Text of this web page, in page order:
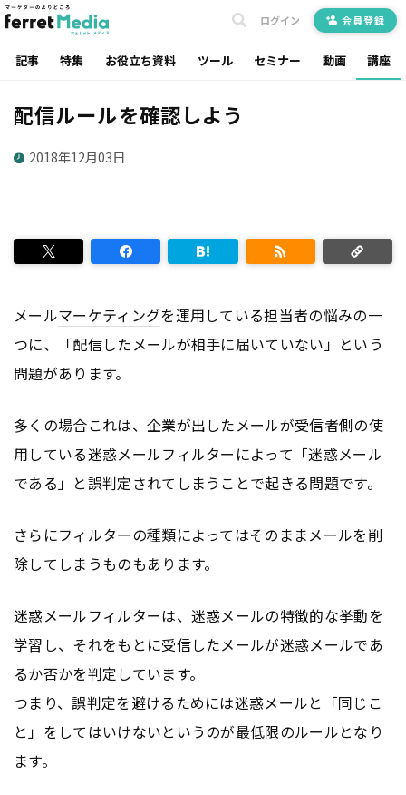
記事 特集 お役立ち資料 ツール セミナー 動画 講座
ログイン 会員登録
配信ルールを確認しよう
2018年12月03日
メールマーケティングを運用している担当者の悩みの一
つに、「配信したメールが相手に届いていない」という
問題があります。
多くの場合これは、企業が出したメールが受信者側の使
用している迷惑メールフィルターによって「迷惑メール
である」と誤判定されてしまうことで起きる問題です。
さらにフィルターの種類によってはそのままメールを削
除してしまうものもあります。
迷惑メールフィルターは、迷惑メールの特徴的な挙動を
学習し、それをもとに受信したメールが迷惑メールであ
るか否かを判定しています。
つまり、誤判定を避けるためには迷惑メールと「同じこ
と」をしてはいけないというのが最低限のルールとなり
ます。